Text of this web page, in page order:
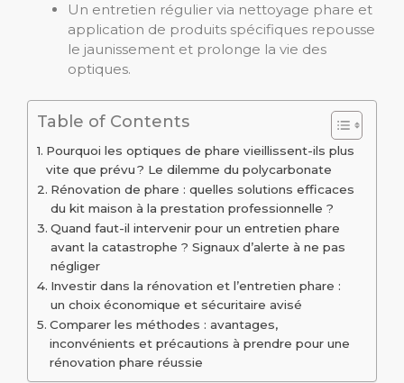
Un entretien régulier via nettoyage phare et
application de produits spécifiques repousse
le jaunissement et prolonge la vie des
optiques.
Table of Contents
Pourquoi les optiques de phare vieillissent-ils plus
vite que prévu ? Le dilemme du polycarbonate
Rénovation de phare : quelles solutions efficaces
du kit maison à la prestation professionnelle ?
Quand faut-il intervenir pour un entretien phare
avant la catastrophe ? Signaux d’alerte à ne pas
négliger
Investir dans la rénovation et l’entretien phare :
un choix économique et sécuritaire avisé
Comparer les méthodes : avantages,
inconvénients et précautions à prendre pour une
rénovation phare réussie